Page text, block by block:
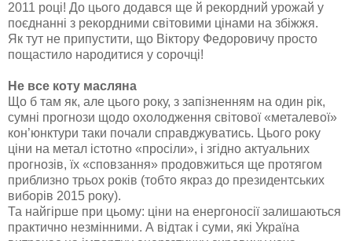
2011 році! До цього додався ще й рекордний урожай у
поєднанні з рекордними світовими цінами на збіжжя.
Як тут не припустити, що Віктору Федоровичу просто
пощастило народитися у сорочці!
Не все коту масляна
Що б там як, але цього року, з запізненням на один рік,
сумні прогнози щодо охолодження світової «металевої»
кон’юнктури таки почали справджуватись. Цього року
ціни на метал істотно «просіли», і згідно актуальних
прогнозів, їх «сповзання» продовжиться ще протягом
приблизно трьох років (тобто якраз до президентських
виборів 2015 року).
Та найгірше при цьому: ціни на енергоносії залишаються
практично незмінними. А відтак і суми, які Україна